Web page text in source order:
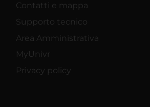
Contatti e mappa
Supporto tecnico
Area Amministrativa
MyUnivr
Privacy policy